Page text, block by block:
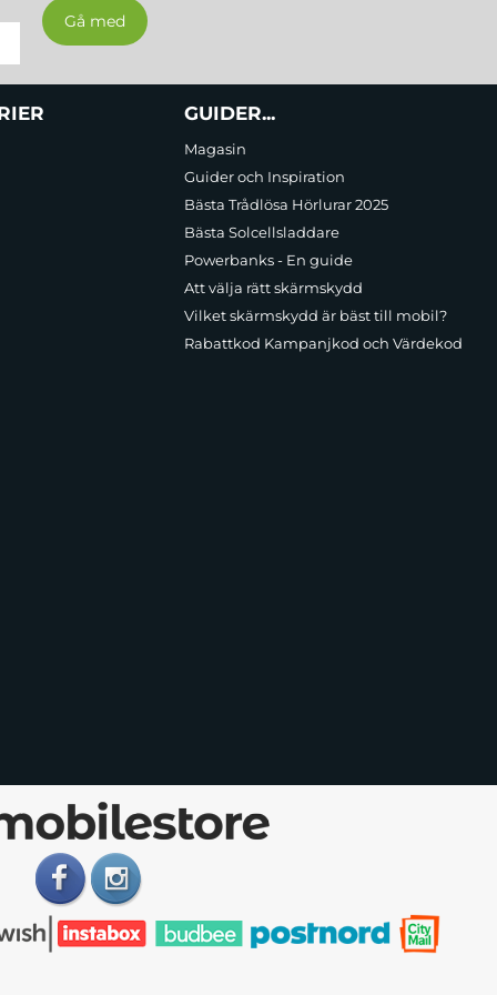
GUIDER...
Magasin
Guider och Inspiration
Bästa Trådlösa Hörlurar 2025
Bästa Solcellsladdare
Powerbanks - En guide
Att välja rätt skärmskydd
Vilket skärmskydd är bäst till mobil?
Rabattkod Kampanjkod och Värdekod